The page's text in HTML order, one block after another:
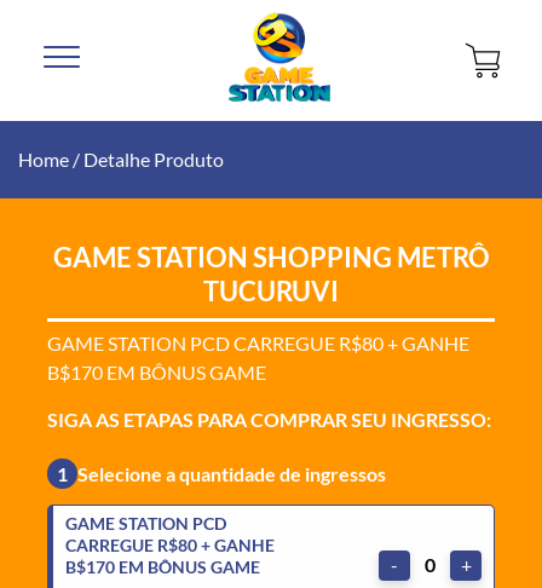
Home / Detalhe Produto
GAME STATION SHOPPING METRÔ
TUCURUVI
GAME STATION PCD CARREGUE R$80 + GANHE
B$170 EM BÔNUS GAME
SIGA AS ETAPAS PARA COMPRAR SEU INGRESSO:
1 Selecione a quantidade de ingressos
GAME STATION PCD
CARREGUE R$80 + GANHE
B$170 EM BÔNUS GAME
- 0 +